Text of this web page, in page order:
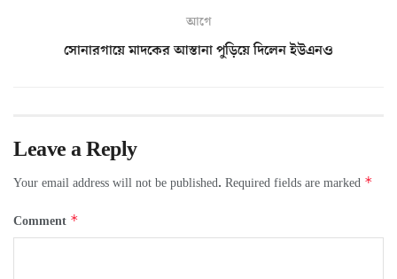
আগে
সোনারগায়ে মাদকের আস্তানা পুড়িয়ে দিলেন ইউএনও
Leave a Reply
Your email address will not be published. Required fields are marked *
Comment *